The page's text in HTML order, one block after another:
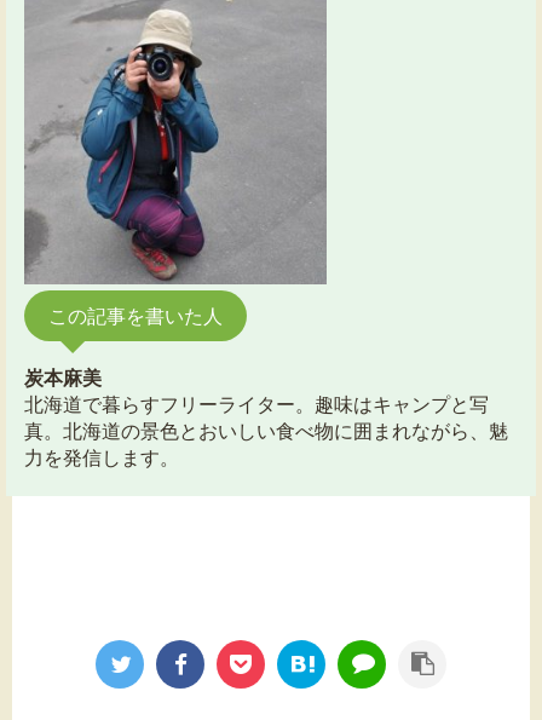
この記事を書いた人
炭本麻美
北海道で暮らすフリーライター。趣味はキャンプと写
真。北海道の景色とおいしい食べ物に囲まれながら、魅
力を発信します。